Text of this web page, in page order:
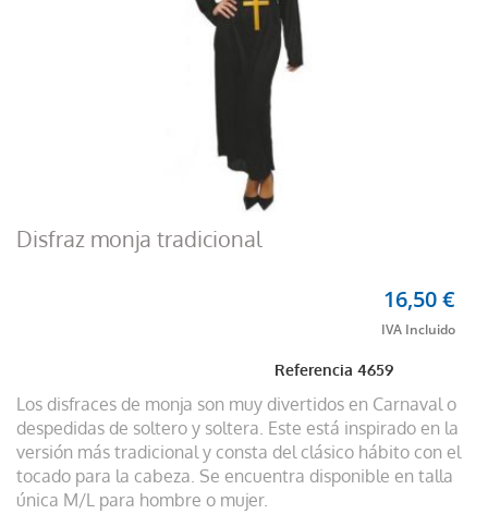
Disfraz monja tradicional
Referencia4659
16,50 €
Los disfraces de monja son muy divertidos en Carnaval o
despedidas de soltero y soltera. Este está inspirado en la
versión más tradicional y consta del clásico hábito con el
tocado para la cabeza. Se encuentra disponible en talla
única M/L para hombre o mujer.